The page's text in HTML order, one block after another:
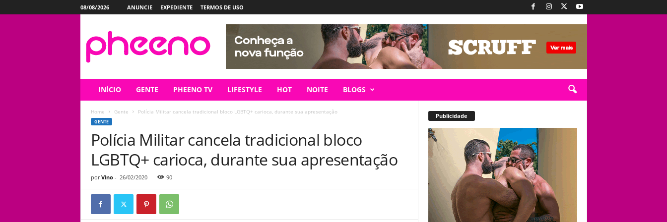
08/08/2026 ANUNCIE EXPEDIENTE TERMOS DE USO
INÍCIO GENTE PHEENO TV LIFESTYLE HOT NOITE BLOGS
Home Gente Polícia Militar cancela tradicional bloco LGBTQ+ carioca, durante sua apresentação
GENTE
Polícia Militar cancela tradicional bloco
LGBTQ+ carioca, durante sua apresentação
porVino- 26/02/2020 90
Publicidade